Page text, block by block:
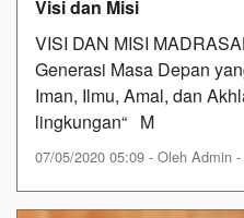
Visi dan Misi
VISI DAN MISI
Generasi Masa Depan
Iman, Ilmu, Amal, dan
lingkungan“ M
07/05/2020 05:09 - Oleh Admin